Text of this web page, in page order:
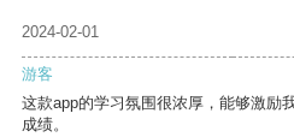
2024-02-01
游客
这款app的学习氛围很浓厚，能够激励
成绩。